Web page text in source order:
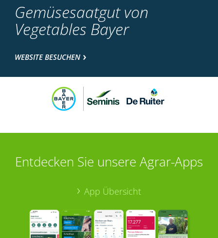
Gemüsesaatgut von
Vegetables Bayer
WEBSITE BESUCHEN
Entdecken Sie unsere Agrar-Apps
App Übersicht